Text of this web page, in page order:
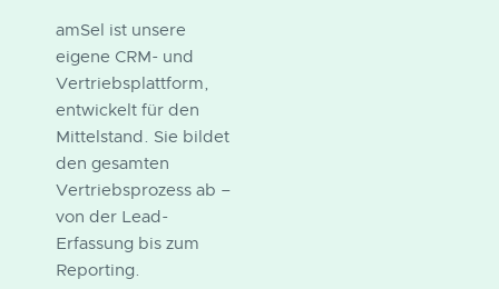
amSel ist unsere
eigene CRM- und
Vertriebsplattform,
entwickelt für den
Mittelstand. Sie bildet
den gesamten
Vertriebsprozess ab –
von der Lead-
Erfassung bis zum
Reporting.